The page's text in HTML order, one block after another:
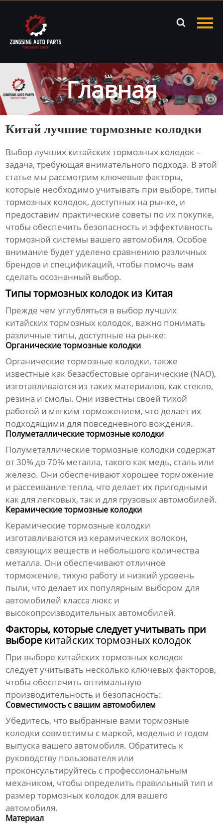

Продукция
Новости
О нас
Контакты
Главная
Китай лучшие тормозные колодки
Выбор лучших китайских тормозных колодок–
задача, требующая внимательного подхода. В этой
статье мы рассмотрим ключевые факторы,
которые необходимо учитывать при выборе, типы
тормозных колодок, доступных на рынке, и
предоставим практические советы по их покупке,
чтобы обеспечить безопасность и эффективность
тормозной системы вашего автомобиля. Особое
внимание будет уделено сравнению различных
брендов и спецификаций, чтобы помочь вам
сделать осознанный выбор.
Типы тормозных колодок из Китая
Прежде чем углубляться в выбор лучших
китайских тормозных колодок, важно понимать
различные типы, доступные на рынке:
Органические тормозные колодки
Органическиетормозные колодки, также
известные как безасбестовые органические (NAO),
изготавливаются из таких материалов, как стекло,
резина и смолы. Они известны своей тихой
работой и мягким торможением, что делает их
подходящими для повседневного вождения.
Полуметаллические тормозные колодки
Полуметаллическиетормозные колодки содержат
от 30% до 70% металла, такого как медь, сталь или
железо. Они обеспечивают хорошее торможение
и рассеивание тепла, что делает их пригодными
как для легковых, так и для грузовых автомобилей.
Керамические тормозные колодки
Керамическиетормозные колодки
изготавливаются из керамических волокон,
связующих веществ и небольшого количества
металла. Они обеспечивают отличное
торможение, тихую работу и низкий уровень
пыли, что делает их популярным выбором для
автомобилей класса люкс и
высокопроизводительных автомобилей.
Факторы, которые следует учитывать при
выборе китайских тормозных колодок
При выборе китайских тормозных колодок
следует учитывать несколько ключевых факторов,
чтобы обеспечить оптимальную
производительность и безопасность:
Совместимость с вашим автомобилем
Убедитесь, что выбранные вамитормозные
колодки совместимы с маркой, моделью и годом
выпуска вашего автомобиля. Обратитесь к
руководству пользователя или
проконсультируйтесь с профессиональным
механиком, чтобы определить правильный тип и
размертормозных колодокдля вашего
автомобиля.
Материал